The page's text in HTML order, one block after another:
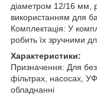
діаметром 12/16 мм,
використанням для
Комплектація: У
робить їх зручними
Характеристики:
Призначення: Для
фільтрах, насосах,
обладнанні